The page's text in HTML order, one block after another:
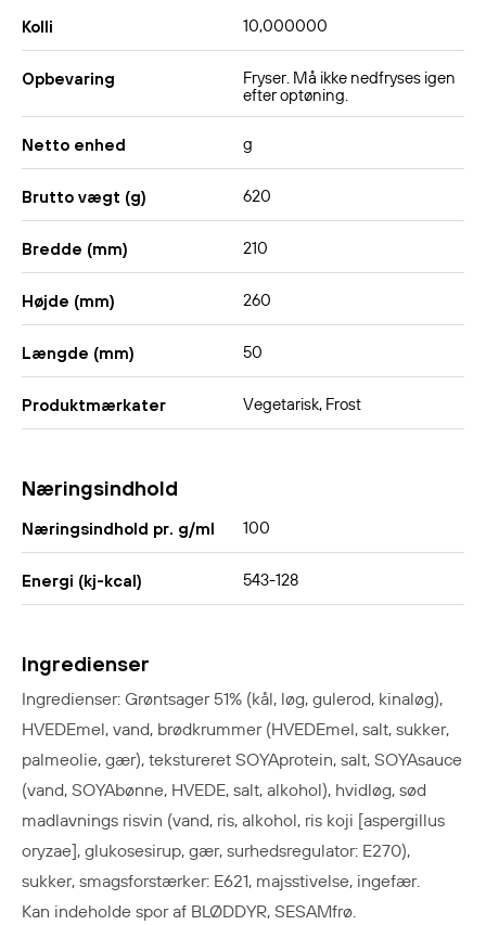
Kolli 10,000000
Opbevaring
Fryser. Må ikke nedfryses igen
efter optøning.
Netto enhed g
Brutto vægt (g) 620
Bredde (mm) 210
Højde (mm) 260
Længde (mm) 50
Produktmærkater Vegetarisk, Frost
Næringsindhold
Næringsindhold pr. g/ml 100
Energi (kj-kcal) 543-128
Ingredienser
Ingredienser: Grøntsager 51% (kål, løg, gulerod, kinaløg),
HVEDEmel, vand, brødkrummer (HVEDEmel, salt, sukker,
palmeolie, gær), tekstureret SOYAprotein, salt, SOYAsauce
(vand, SOYAbønne, HVEDE, salt, alkohol), hvidløg, sød
madlavnings risvin (vand, ris, alkohol, ris koji [aspergillus
oryzae], glukosesirup, gær, surhedsregulator: E270),
sukker, smagsforstærker: E621, majsstivelse, ingefær.
Kan indeholde spor af BLØDDYR, SESAMfrø.